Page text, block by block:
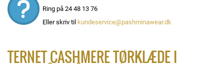
Ring på 24 48 13 76
Eller skriv til kundeservice@pashminawear.dk
TERNET CASHMERE TØRKLÆDE I